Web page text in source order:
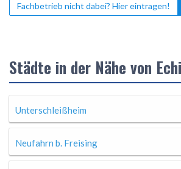
Fachbetrieb nicht dabei? Hier eintragen!
Städte in der Nähe von
Unterschleißheim
Neufahrn b. Freising